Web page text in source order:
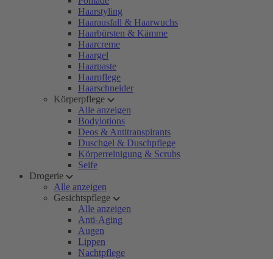
Haarstyling
Haarausfall & Haarwuchs
Haarbürsten & Kämme
Haarcreme
Haargel
Haarpaste
Haarpflege
Haarschneider
Körperpflege
Alle anzeigen
Bodylotions
Deos & Antitranspirants
Duschgel & Duschpflege
Körperreinigung & Scrubs
Seife
Drogerie
Alle anzeigen
Gesichtspflege
Alle anzeigen
Anti-Aging
Augen
Lippen
Nachtpflege